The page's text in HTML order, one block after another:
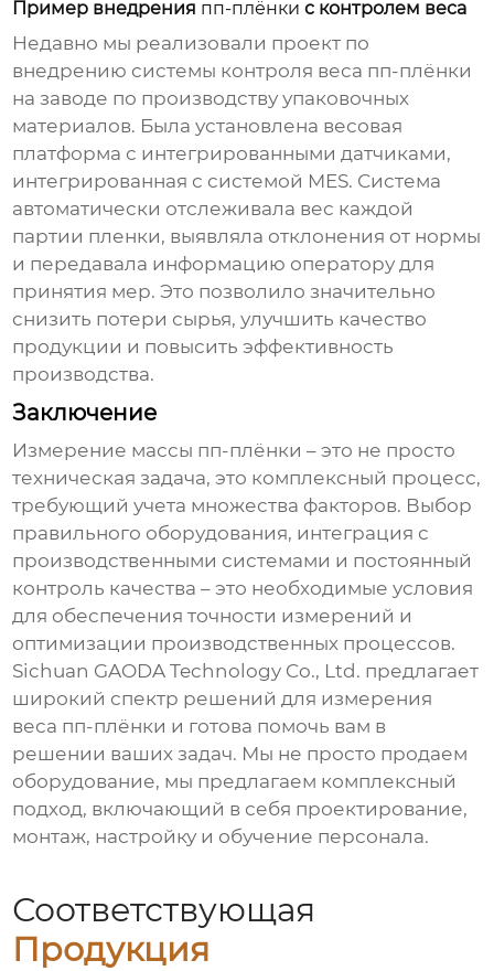
Пример внедрения пп-плёнки с контролем веса
Недавно мы реализовали проект по
внедрению системы контроля веса пп-плёнки
на заводе по производству упаковочных
материалов. Была установлена весовая
платформа с интегрированными датчиками,
интегрированная с системой MES. Система
автоматически отслеживала вес каждой
партии пленки, выявляла отклонения от нормы
и передавала информацию оператору для
принятия мер. Это позволило значительно
снизить потери сырья, улучшить качество
продукции и повысить эффективность
производства.
Заключение
Измерение массы пп-плёнки – это не просто
техническая задача, это комплексный процесс,
требующий учета множества факторов. Выбор
правильного оборудования, интеграция с
производственными системами и постоянный
контроль качества – это необходимые условия
для обеспечения точности измерений и
оптимизации производственных процессов.
Sichuan GAODA Technology Co., Ltd. предлагает
широкий спектр решений для измерения
веса пп-плёнки и готова помочь вам в
решении ваших задач. Мы не просто продаем
оборудование, мы предлагаем комплексный
подход, включающий в себя проектирование,
монтаж, настройку и обучение персонала.
Соответствующая
Продукция